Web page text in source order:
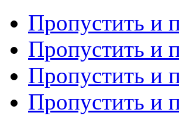
Пропустить и
Пропустить и
Пропустить и
Пропустить и